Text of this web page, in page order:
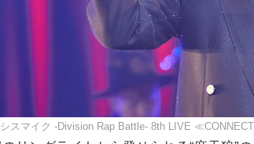
シスマイク -Division Rap Battle- 8th LIVE